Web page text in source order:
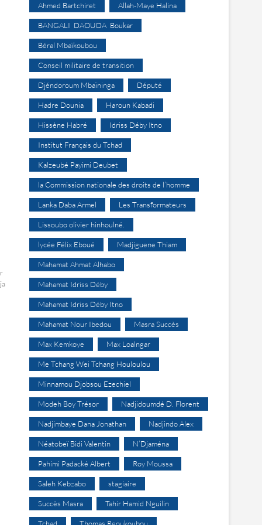
Ahmed Bartchiret Allah-Maye Halina
BANGALI DAOUDA Boukar
Béral Mbaïkoubou
Conseil militaire de transition
Djéndoroum Mbaïninga Député
Hadre Dounia Haroun Kabadi
Hissène Habré Idriss Déby Itno
Institut Français du Tchad
Kalzeubé Payimi Deubet
la Commission nationale des droits de l’homme
Lanka Daba Armel Les Transformateurs
Lissoubo olivier hinhoulné.
lycée Félix Eboué Madjiguene Thiam
Mahamat Ahmat Alhabo
Mahamat Idriss Déby
Mahamat Idriss Déby Itno
Mahamat Nour Ibedou Masra Succès
Max Kemkoye Max Loalngar
Me Tchang Wei Tchang Houloulou
Minnamou Djobsou Ezechiel
Modeh Boy Trésor Nadjidoumdé D. Florent
Nadjimbaye Dana Jonathan Nadjindo Alex
Néatobeï Bidi Valentin N’Djaména
Pahimi Padacké Albert Roy Moussa
Saleh Kebzabo stagiaire
Succès Masra Tahir Hamid Nguilin